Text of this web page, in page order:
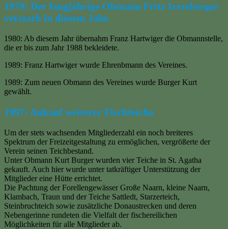
1979: Der langjährige Obmann Fritz Irresberger
verstarb in diesem Jahr.
1980: Ab diesem Jahr übernahm Franz Hartwiger die Obmannstelle,
die er bis zum Jahr 1988 bekleidete.
1989: Franz Hartwiger wurde Ehrenbmann des Vereines.
1989: Zum neuen Obmann des Vereines wurde Burger Kurt
gewählt.
1997: Ankauf weiterer Fischteiche
Um der stets wachsenden Mitgliederzahl ein noch breiteres
Spektrum der Freizeitgestaltung zu ermöglichen, vergrößerte der
Verein seinen Teichbestand.
Unter Obmann Kurt Burger wurden vier Teiche in St. Agatha
gekauft. Auch hier wurde unter tatkräftiger Unterstützung der
Mitglieder eine Hütte errichtet.
Die Pachtung der Forellengewässer Große Naarn, kleine Naarn,
Klambach, Traun und der Teiche Sattledt, Starzerteich,
Steinbruchteich sowie zusätzliche Donaustrecken und deren
Nebengerinne rundeten die Vielfalt der fischereilichen
Möglichkeiten für alle Mitglieder ab.